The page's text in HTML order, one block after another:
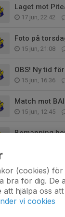
Laget mot
17 jun, 22:42
Foto på
15 jun, 21:08
OBS! Ny tid
15 jun, 16:36
Match mot
15 jun, 12:45
Bemanning
11 jun, 07:26
(cookies)
bra för dig. De
hjälpa oss
vi cookies